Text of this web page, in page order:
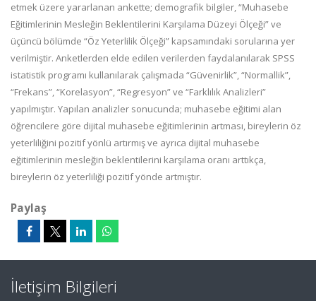
etmek üzere yararlanan ankette; demografik bilgiler, “Muhasebe
Eğitimlerinin Mesleğin Beklentilerini Karşılama Düzeyi Ölçeği” ve
üçüncü bölümde “Öz Yeterlilik Ölçeği” kapsamındaki sorularına yer
verilmiştir. Anketlerden elde edilen verilerden faydalanılarak SPSS
istatistik programı kullanılarak çalışmada “Güvenirlik”, “Normallik”,
“Frekans”, “Korelasyon”, “Regresyon” ve “Farklılık Analizleri”
yapılmıştır. Yapılan analizler sonucunda; muhasebe eğitimi alan
öğrencilere göre dijital muhasebe eğitimlerinin artması, bireylerin öz
yeterliliğini pozitif yönlü artırmış ve ayrıca dijital muhasebe
eğitimlerinin mesleğin beklentilerini karşılama oranı arttıkça,
bireylerin öz yeterliliği pozitif yönde artmıştır.
Paylaş
İletişim Bilgileri